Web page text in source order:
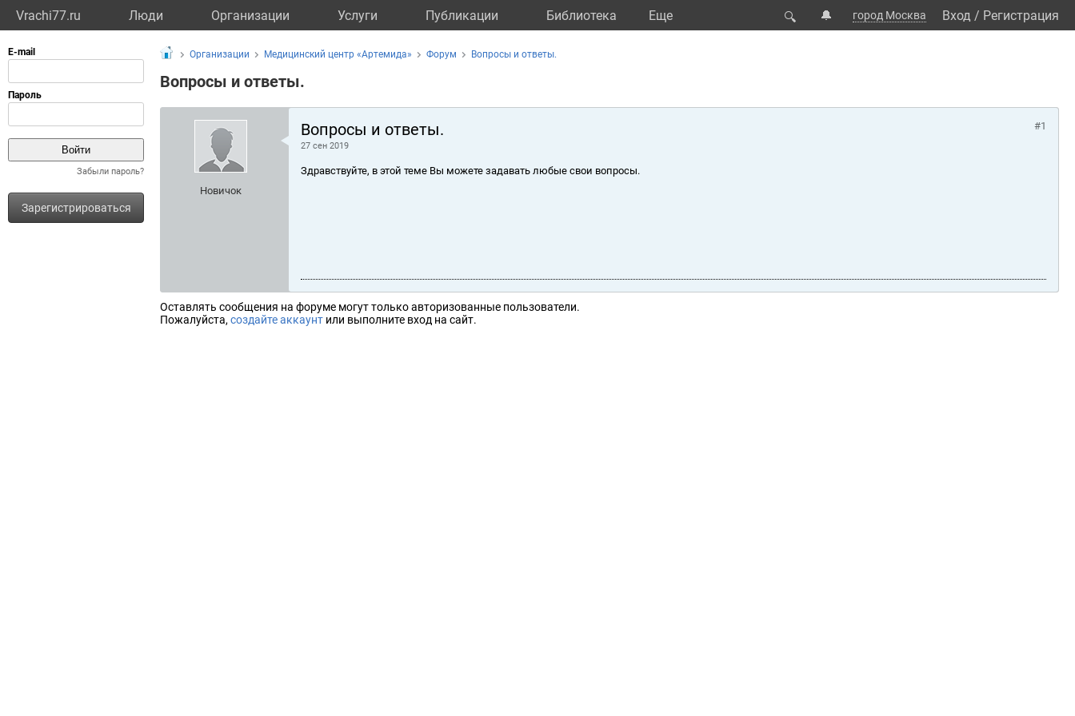
Vrachi77.ru Люди Организации Услуги Публикации Библиотека Eще 🔍 🔔 город Москва Вход / Регистрация
Забыли пароль?
Зарегистрироваться
Организации Медицинский центр «Артемида» Форум Вопросы и ответы.
Вопросы и ответы.
Новичок
Вопросы и ответы.
27 сен 2019
#1
Здравствуйте, в этой теме Вы можете задавать любые свои вопросы.
Оставлять сообщения на форуме могут только авторизованные пользователи.
Пожалуйста, создайте аккаунт или выполните вход на сайт.